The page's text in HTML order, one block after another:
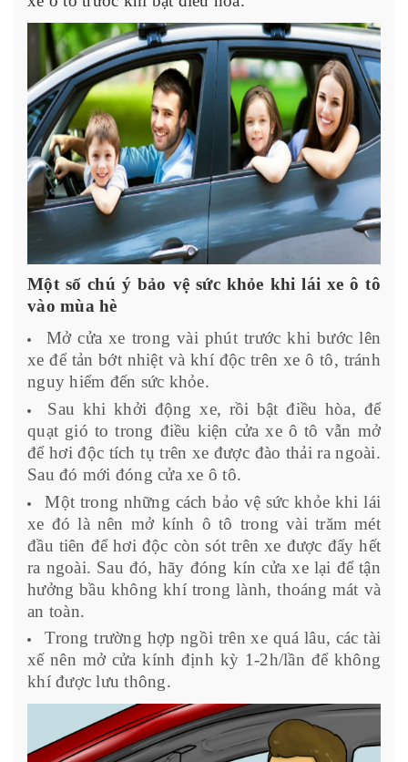
Một số chú ý bảo vệ sức khỏe khi lái xe ô tô
vào mùa hè
Mở cửa xe trong vài phút trước khi bước lên
xe để tản bớt nhiệt và khí độc trên xe ô tô, tránh
nguy hiểm đến sức khỏe.
Sau khi khởi động xe, rồi bật điều hòa, để
quạt gió to trong điều kiện cửa xe ô tô vẫn mở
để hơi độc tích tụ trên xe được đào thải ra ngoài.
Sau đó mới đóng cửa xe ô tô.
Một trong những cách bảo vệ sức khỏe khi lái
xe đó là nên mở kính ô tô trong vài trăm mét
đầu tiên để hơi độc còn sót trên xe được đẩy hết
ra ngoài. Sau đó, hãy đóng kín cửa xe lại để tận
hưởng bầu không khí trong lành, thoáng mát và
an toàn.
Trong trường hợp ngồi trên xe quá lâu, các tài
xế nên mở cửa kính định kỳ 1-2h/lần để không
khí được lưu thông.